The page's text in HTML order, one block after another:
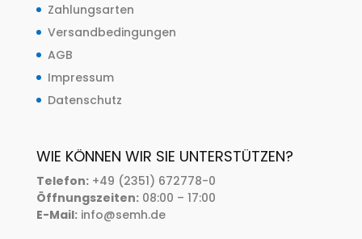
Zahlungsarten
Versandbedingungen
AGB
Impressum
Datenschutz
WIE KÖNNEN WIR SIE UNTERSTÜTZEN?
Telefon:+49 (2351) 672778-0
Öffnungszeiten:08:00 – 17:00
E-Mail:info@semh.de